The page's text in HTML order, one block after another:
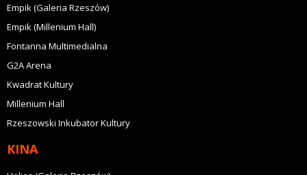
Empik (Galeria Rzeszów)
Empik (Millenium Hall)
Fontanna Multimedialna
G2A Arena
Kwadrat Kultury
Millenium Hall
Rzeszowski Inkubator Kultury
KINA